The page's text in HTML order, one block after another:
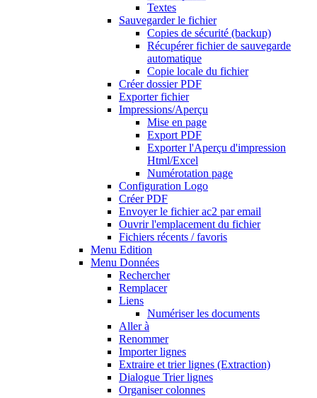
Textes
Sauvegarder le fichier
Copies de sécurité (backup)
Récupérer fichier de sauvegarde
automatique
Copie locale du fichier
Créer dossier PDF
Exporter fichier
Impressions/Aperçu
Mise en page
Export PDF
Exporter l'Aperçu d'impression
Html/Excel
Numérotation page
Configuration Logo
Créer PDF
Envoyer le fichier ac2 par email
Ouvrir l'emplacement du fichier
Fichiers récents / favoris
Menu Edition
Menu Données
Rechercher
Remplacer
Liens
Numériser les documents
Aller à
Renommer
Importer lignes
Extraire et trier lignes (Extraction)
Dialogue Trier lignes
Organiser colonnes